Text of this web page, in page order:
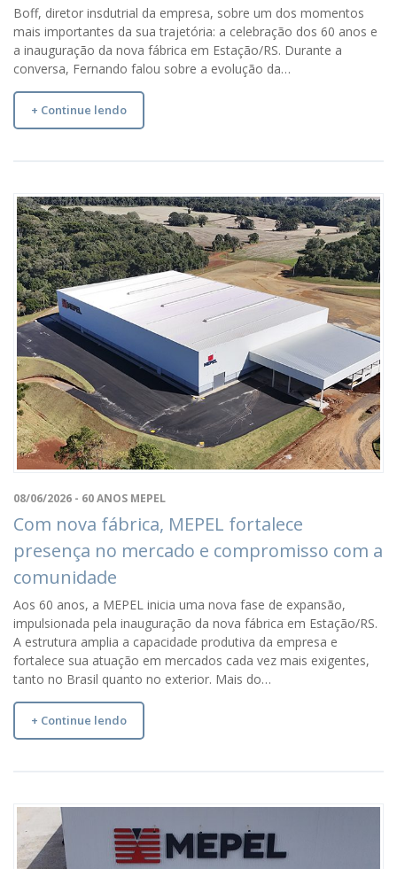
Boff, diretor insdutrial da empresa, sobre um dos momentos
mais importantes da sua trajetória: a celebração dos 60 anos e
a inauguração da nova fábrica em Estação/RS. Durante a
conversa, Fernando falou sobre a evolução da…
+ Continue lendo
08/06/2026 - 60 ANOS MEPEL
Com nova fábrica, MEPEL fortalece
presença no mercado e compromisso com a
comunidade
Aos 60 anos, a MEPEL inicia uma nova fase de expansão,
impulsionada pela inauguração da nova fábrica em Estação/RS.
A estrutura amplia a capacidade produtiva da empresa e
fortalece sua atuação em mercados cada vez mais exigentes,
tanto no Brasil quanto no exterior. Mais do…
+ Continue lendo